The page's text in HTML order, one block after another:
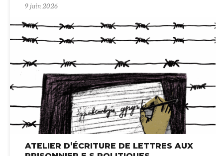
9 juin 2026
ATELIER D’ÉCRITURE DE LETTRES AUX